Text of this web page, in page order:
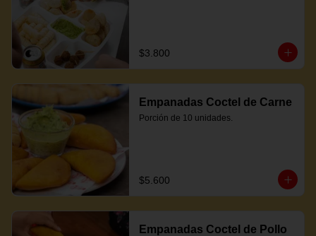
$3.800
Empanadas Coctel de Carne
Porción de 10 unidades.
$5.600
Empanadas Coctel de Pollo